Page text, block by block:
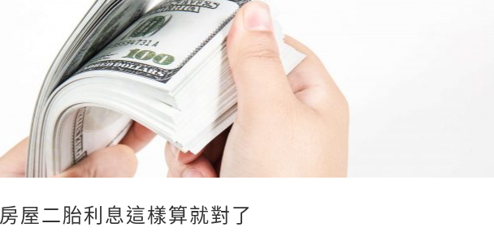
房屋二胎利息這樣算就對了